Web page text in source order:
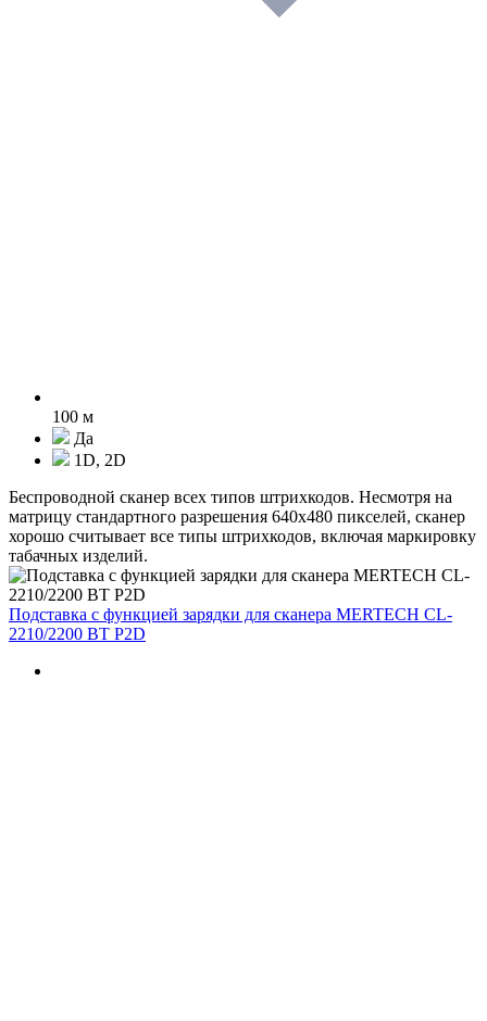
100 м
Да
1D, 2D
Беспроводной сканер всех типов штрихкодов. Несмотря на
матрицу стандартного разрешения 640х480 пикселей, сканер
хорошо считывает все типы штрихкодов, включая маркировку
табачных изделий.
Подставка с функцией зарядки для сканера MERTECH CL-
2210/2200 BT P2D